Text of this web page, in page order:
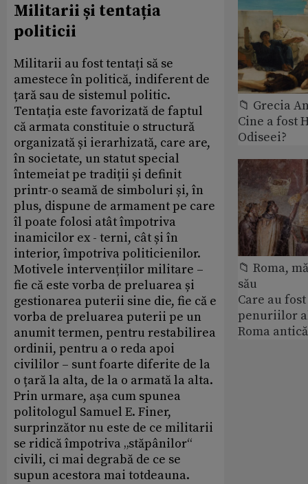
Militarii și tentația
politicii
Militarii au fost tentați să se
amestece în politică, indiferent de
țară sau de sistemul politic.
Tentația este favorizată de faptul
că armata constituie o structură
organizată și ierarhizată, care are,
în societate, un statut special
întemeiat pe tradiții și definit
printr-o seamă de simboluri și, în
plus, dispune de armament pe care
îl poate folosi atât împotriva
inamicilor ex - terni, cât și în
interior, împotriva politicienilor.
Motivele intervențiilor militare –
fie că este vorba de preluarea și
gestionarea puterii sine die, fie că e
vorba de preluarea puterii pe un
anumit termen, pentru restabilirea
ordinii, pentru a o reda apoi
civililor – sunt foarte diferite de la
o țară la alta, de la o armată la alta.
Prin urmare, așa cum spunea
politologul Samuel E. Finer,
surprinzător nu este de ce militarii
se ridică împotriva „stăpânilor“
civili, ci mai degrabă de ce se
supun acestora mai totdeauna.
📁 Grecia
Cine a fost
Odiseei?
📁 Roma,
său
Care au
penuriilor
Roma